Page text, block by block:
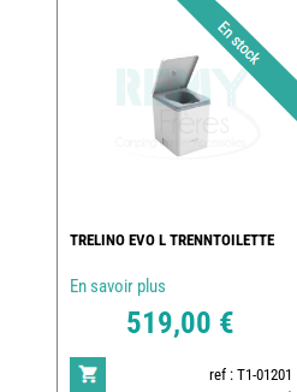
TRELINO EVO L TRENNTOILETTE
En savoir plus
519,00 €
ref : T1-01201